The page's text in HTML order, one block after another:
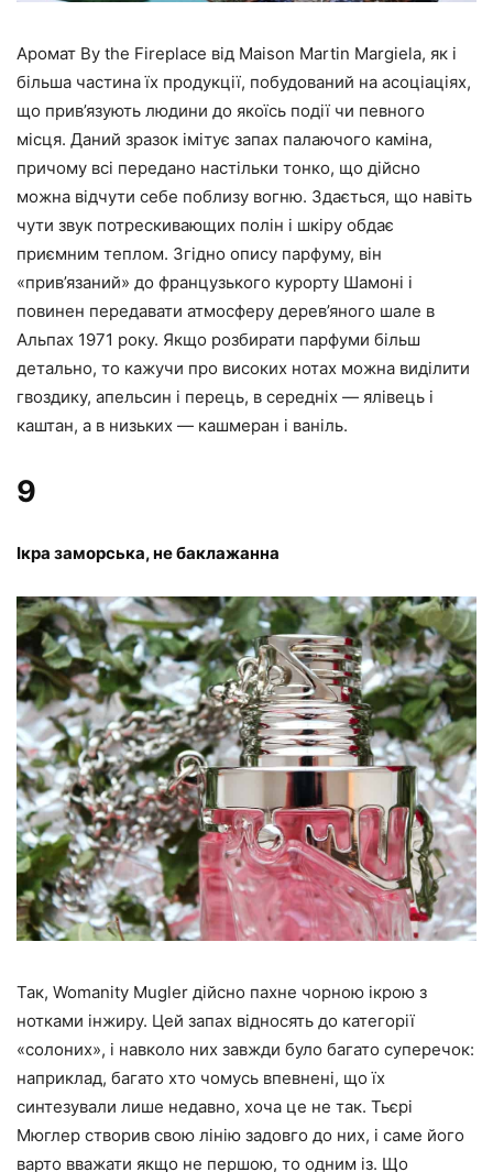
Аромат By the Fireplace від Maison Martin Margiela, як і
більша частина їх продукції, побудований на асоціаціях,
що прив’язують людини до якоїсь події чи певного
місця. Даний зразок імітує запах палаючого каміна,
причому всі передано настільки тонко, що дійсно
можна відчути себе поблизу вогню. Здається, що навіть
чути звук потрескивающих полін і шкіру обдає
приємним теплом. Згідно опису парфуму, він
«прив’язаний» до французького курорту Шамоні і
повинен передавати атмосферу дерев’яного шале в
Альпах 1971 року. Якщо розбирати парфуми більш
детально, то кажучи про високих нотах можна виділити
гвоздику, апельсин і перець, в середніх — ялівець і
каштан, а в низьких — кашмеран і ваніль.
9
Ікра заморська, не баклажанна
Так, Womanity Mugler дійсно пахне чорною ікрою з
нотками інжиру. Цей запах відносять до категорії
«солоних», і навколо них завжди було багато суперечок:
наприклад, багато хто чомусь впевнені, що їх
синтезували лише недавно, хоча це не так. Тьєрі
Мюглер створив свою лінію задовго до них, і саме його
варто вважати якщо не першою, то одним із. Що